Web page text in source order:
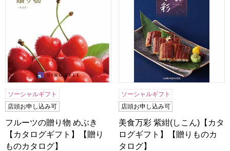
ソーシャルギフト
店頭お申し込み可
フルーツの贈り物 めぶき
【カタログギフト】【贈り
ものカタログ】
ソーシャルギフト
店頭お申し込み可
美食万彩 紫紺(しこん)【カタ
ログギフト】【贈りものカ
タログ】